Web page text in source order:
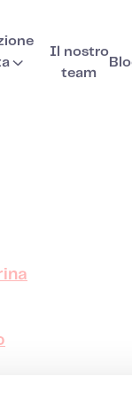
Il nostro
team